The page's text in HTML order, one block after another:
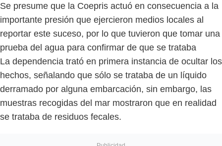
Se presume que la Coepris actuó en consecuencia a la
importante presión que ejercieron medios locales al
reportar este suceso, por lo que tuvieron que tomar una
prueba del agua para confirmar de que se trataba
La dependencia trató en primera instancia de ocultar los
hechos, señalando que sólo se trataba de un líquido
derramado por alguna embarcación, sin embargo, las
muestras recogidas del mar mostraron que en realidad
se trataba de residuos fecales.